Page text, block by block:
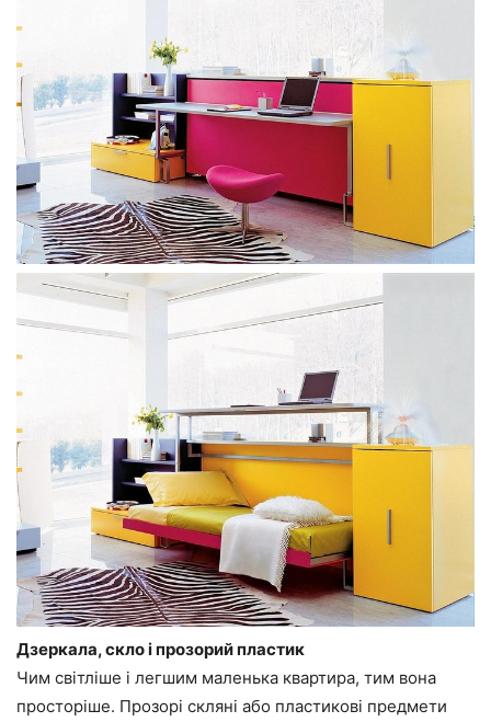
Дзеркала, скло і прозорий пластик
Чим світліше і легшим маленька квартира, тим вона
просторіше. Прозорі скляні або пластикові предмети